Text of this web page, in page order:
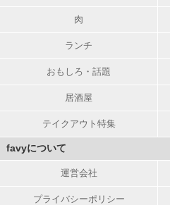
肉
ランチ
おもしろ・話題
居酒屋
テイクアウト特集
favyについて
運営会社
プライバシーポリシー